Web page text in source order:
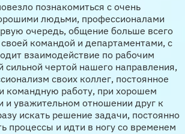
познакомиться с очень
людьми, профессионалами
очередь, общение больше всего
командой и департаментами, с
взаимодействие по рабочим
сильной чертой нашего направления,
своих коллег, постоянное
командную работу, при хорошем
и уважительном отношении друг к
искать решение задачи, постоянно
процессы и идти в ногу со временем